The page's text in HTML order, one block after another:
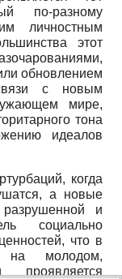
по-разному
личностным
этот
обновлением
с новым
мире,
тона
идеалов
когда
а новые
и
социально
что в
на молодом,